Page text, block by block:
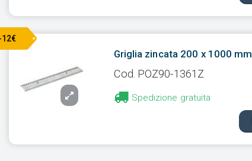
Griglia zincata 200 x 1000 mm
Cod. POZ90-1361Z
Spedizione gratuita